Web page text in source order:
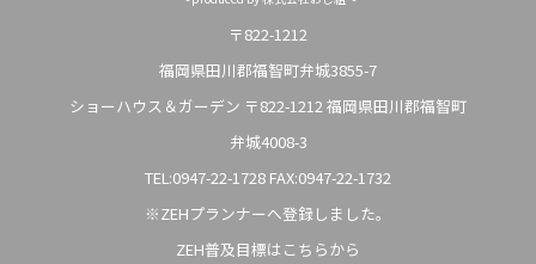
〒822-1212
福岡県田川郡福智町弁城3855-7
ショーハウス＆ガーデン 〒822-1212 福岡県田川郡福智町
弁城4008-3
TEL:0947-22-1728 FAX:0947-22-1732
※ZEHプランナーへ登録しました。
ZEH普及目標はこちらから